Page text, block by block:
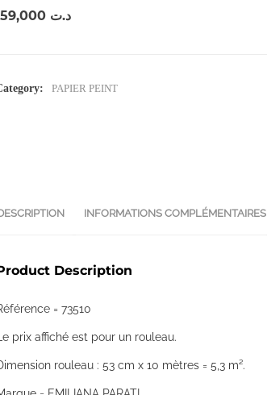
د.ت
PAPIER PEINT
INFORMATIONS COMPLÉMENTAIRES
Description
= 73510
Le prix affiché est pour un rouleau.
rouleau : 53 cm x 10 mètres = 5,3 m².